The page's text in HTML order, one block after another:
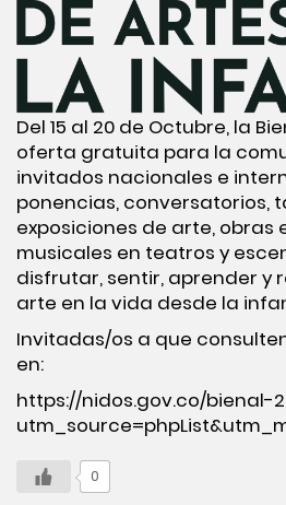
Del 15 al 20 de Octubre, la
oferta gratuita para la
invitados nacionales e
ponencias, conversatorios,
exposiciones de arte, obras
musicales en teatros y
disfrutar, sentir, aprender y
arte en la vida desde la
Invitadas/os a que
en:
https://nidos.gov.co/bienal-
0